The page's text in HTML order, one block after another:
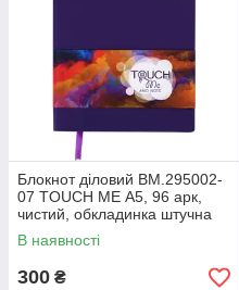
Блокнот діловий BM.295002-
07 TOUCH ME А5, 96 арк,
чистий, обкладинка штучна
шкіра, фіолетовий (50)
В наявності
300 ₴